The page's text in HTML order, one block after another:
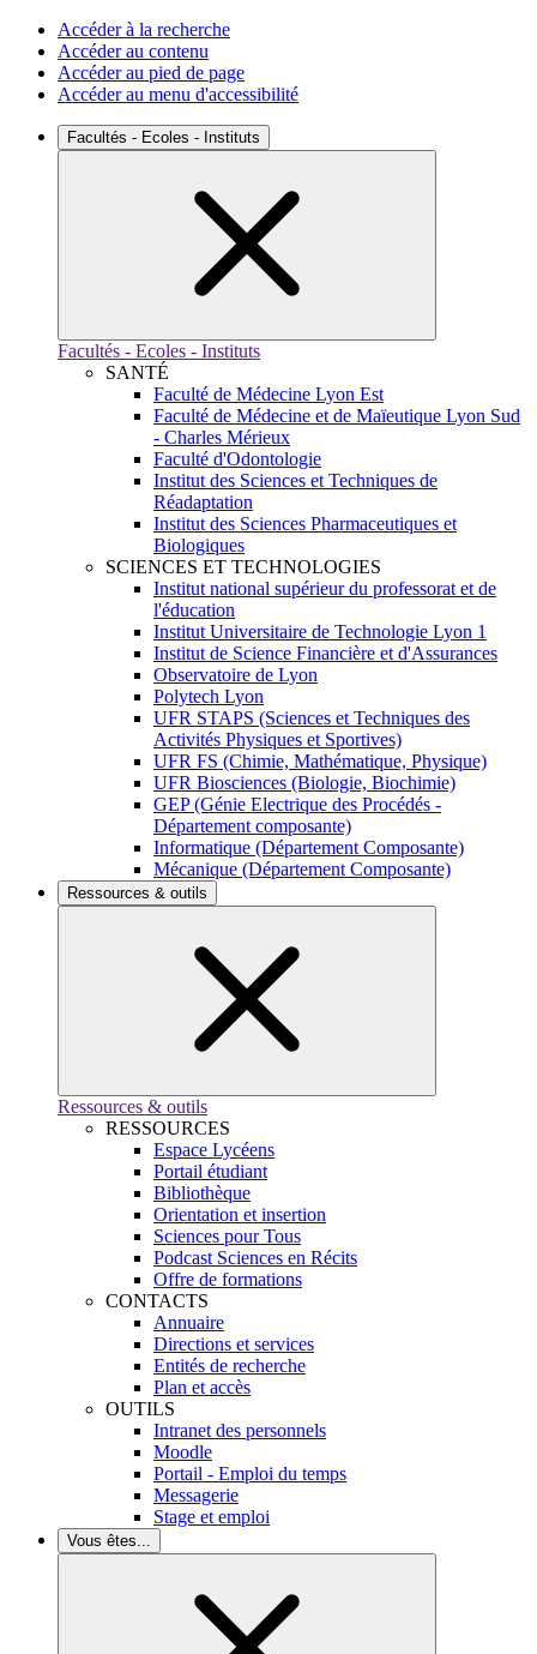
Accéder à la recherche
Accéder au contenu
Accéder au pied de page
Accéder au menu d'accessibilité
Facultés - Ecoles - Instituts
Facultés - Ecoles - Instituts
SANTÉ
Faculté de Médecine Lyon Est
Faculté de Médecine et de Maïeutique Lyon Sud
- Charles Mérieux
Faculté d'Odontologie
Institut des Sciences et Techniques de
Réadaptation
Institut des Sciences Pharmaceutiques et
Biologiques
SCIENCES ET TECHNOLOGIES
Institut national supérieur du professorat et de
l'éducation
Institut Universitaire de Technologie Lyon 1
Institut de Science Financière et d'Assurances
Observatoire de Lyon
Polytech Lyon
UFR STAPS (Sciences et Techniques des
Activités Physiques et Sportives)
UFR FS (Chimie, Mathématique, Physique)
UFR Biosciences (Biologie, Biochimie)
GEP (Génie Electrique des Procédés -
Département composante)
Informatique (Département Composante)
Mécanique (Département Composante)
Ressources & outils
Ressources & outils
RESSOURCES
Espace Lycéens
Portail étudiant
Bibliothèque
Orientation et insertion
Sciences pour Tous
Podcast Sciences en Récits
Offre de formations
CONTACTS
Annuaire
Directions et services
Entités de recherche
Plan et accès
OUTILS
Intranet des personnels
Moodle
Portail - Emploi du temps
Messagerie
Stage et emploi
Vous êtes...